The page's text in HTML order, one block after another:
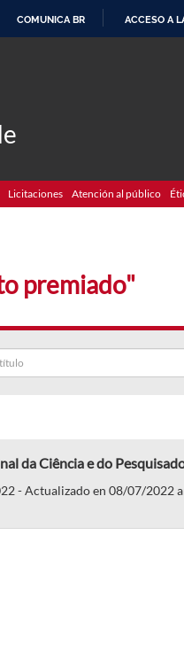
COMUNICA BR ACCESO A
Licitaciones Atención al público
premiado"
da Ciência e do
- Actualizado en 08/07/2022